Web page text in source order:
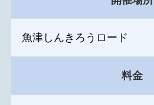
魚津しんきろうロード
料金